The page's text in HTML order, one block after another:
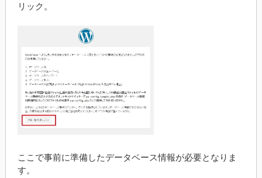
リック。
ここで事前に準備したデータベース情報が必要となりま
す。